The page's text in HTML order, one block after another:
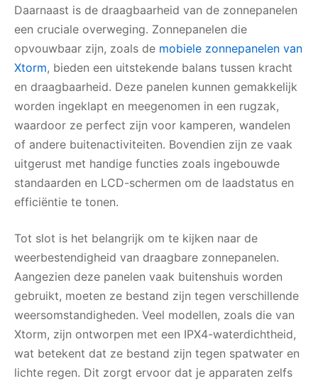
Daarnaast is de draagbaarheid van de zonnepanelen
een cruciale overweging. Zonnepanelen die
opvouwbaar zijn, zoals de mobiele zonnepanelen van
Xtorm, bieden een uitstekende balans tussen kracht
en draagbaarheid. Deze panelen kunnen gemakkelijk
worden ingeklapt en meegenomen in een rugzak,
waardoor ze perfect zijn voor kamperen, wandelen
of andere buitenactiviteiten. Bovendien zijn ze vaak
uitgerust met handige functies zoals ingebouwde
standaarden en LCD-schermen om de laadstatus en
efficiëntie te tonen.
Tot slot is het belangrijk om te kijken naar de
weerbestendigheid van draagbare zonnepanelen.
Aangezien deze panelen vaak buitenshuis worden
gebruikt, moeten ze bestand zijn tegen verschillende
weersomstandigheden. Veel modellen, zoals die van
Xtorm, zijn ontworpen met een IPX4-waterdichtheid,
wat betekent dat ze bestand zijn tegen spatwater en
lichte regen. Dit zorgt ervoor dat je apparaten zelfs